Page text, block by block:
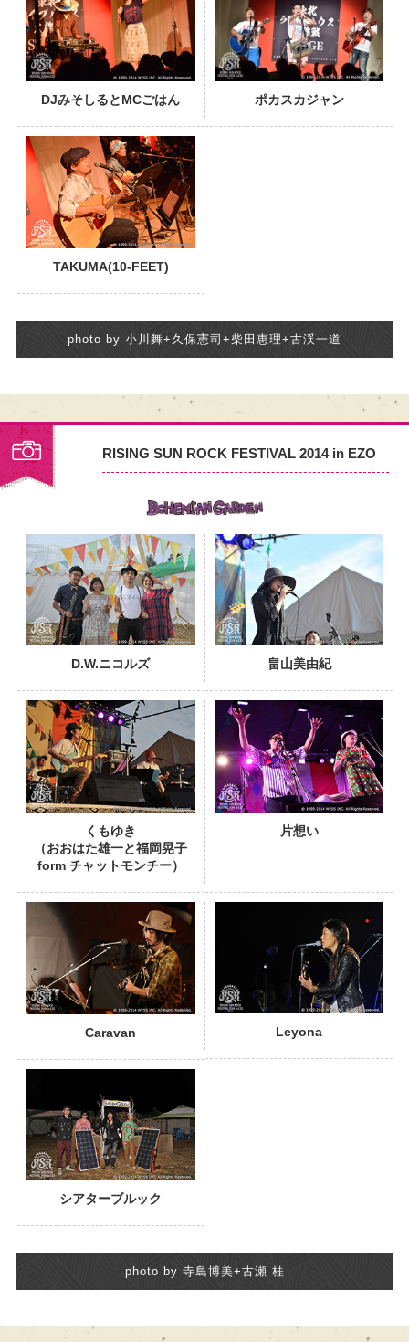
DJみそしるとMCごはん ポカスカジャン
TAKUMA(10-FEET)
photo by 小川舞+久保憲司+柴田恵理+古渓一道
RISING SUN ROCK FESTIVAL 2014 in EZO
D.W.ニコルズ 畠山美由紀
PHOTO
くもゆき
（おおはた雄一と福岡晃子
form チャットモンチー）
片想い
PHOTO
Caravan Leyona
PHOTO
シアターブルック
photo by 寺島博美+古瀬 桂